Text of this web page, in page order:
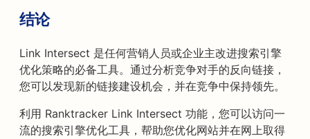
结论
Link Intersect 是任何营销人员或企业主改进搜索引擎
优化策略的必备工具。通过分析竞争对手的反向链接，
您可以发现新的链接建设机会，并在竞争中保持领先。
利用 Ranktracker Link Intersect 功能，您可以访问一
流的搜索引擎优化工具，帮助您优化网站并在网上取得